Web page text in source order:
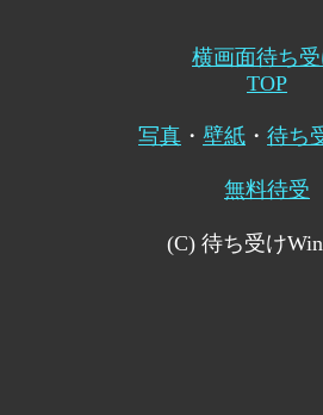
横画面待ち
TOP
写真 ・ 壁紙 ・ 待ち
無料待受
(C) 待ち受け